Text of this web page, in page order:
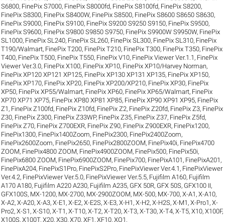
S6800, FinePix S7000, FinePix S8000fd, FinePix S8100fd, FinePix S8200,
FinePix S8300, FinePix S8400W, FinePix S8500, FinePix S8600 S8650 S8630,
FinePix S9000, FinePix S9100, FinePix S9200 S9250 S9150, FinePix S9500,
FinePix S9600, FinePix S9800 S9850 S9750, FinePix S9900W S9950W, FinePix
SL1000, FinePix SL240, FinePix SL260, FinePix SL300, FinePix SL310, FinePix
T190/Walmart, FinePix T200, FinePix T210, FinePix T300, FinePix T350, FinePix
T400, FinePix T500, FinePix T550, FinePix V10, FinePix Viewer Ver.1.1 , FinePix
Viewer Ver.3.0, FinePix X100, FinePix XP10, FinePix XP10/Harvey Norman,
FinePix XP120 XP121 XP125, FinePix XP130 XP131 XP135, FinePix XP150,
FinePix XP170, FinePix XP20, FinePix XP200/XP210, FinePix XP30, FinePix
XP50, FinePix XP55/Walmart, FinePix XP60, FinePix XP65/Walmart, FinePix
XP70 XP71 XP75, FinePix XP80 XP81 XP85, FinePix XP90 XP91 XP95, FinePix
Z1 , FinePix Z100fd, FinePix Z10fd, FinePix Z2, FinePix Z20fd, FinePix Z3, FinePix
Z30, FinePix Z300, FinePix Z33WP, FinePix Z35, FinePix Z37, FinePix Z5fd,
FinePix Z70, FinePix Z700EXR, FinePix Z90, FinePix Z900EXR, FinePix1200,
FinePix1300, FinePix1400Zoom, FinePix2300, FinePix2400Zoom,
FinePix2600Zoom, FinePix2650, FinePix2800ZOOM, FinePix40i, FinePix4700
ZOOM, FinePix4800 ZOOM, FinePix4900ZOOM, FinePix500, FinePix50i,
FinePix6800 ZOOM, FinePix6900ZOOM, FinePix700, FinePixA101 , FinePixA201 ,
FinePixA204, FinePixS1Pro, FinePixS2Pro, FinePixViewer Ver.4.1 , FinePixViewer
Ver.4.2, FinePixViewer Ver.5.0, FinePixViewer Ver.5.5, Fujifilm A160, Fujifilm
A170 A180, Fujifilm A220 A230, Fujifilm A235, GFX 50R, GFX 50S, GFX100 II,
GFX100S, MX-1200, MX-2700, MX-2900ZOOM, MX-500, MX-700,X-A1 ,X-A10,
X-A2,X-A20,X-A3,X-E1 ,X-E2,X-E2S,X-E3,X-H1 ,X-H2,X-H2S,X-M1 ,X-Pro1 ,X-
Pro2,X-S1 ,X-S10,X-T1 ,X-T10,X-T2,X-T20,X-T3,X-T30,X-T4,X-T5,X10,X100F,
X100S,X100T,X20,X30,X70,XF1 ,XF10,XQ1